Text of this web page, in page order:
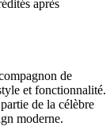
après
de
et fonctionnalité.
de la célèbre
moderne.